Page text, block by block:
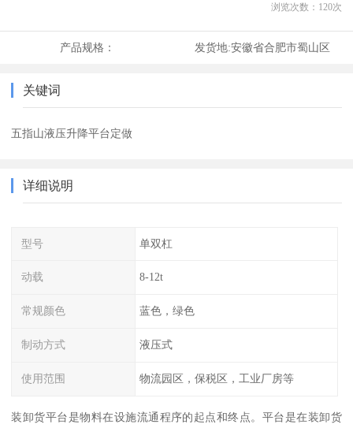
浏览次数： 120次
产品规格： 发货地:安徽省合肥市蜀山区
关键词
五指山液压升降平台定做
详细说明
型号 单双杠
动载 8-12t
常规颜色 蓝色，绿色
制动方式 液压式
使用范围 物流园区，保税区，工业厂房等
装卸货平台是物料在设施流通程序的起点和终点。平台是在装卸货